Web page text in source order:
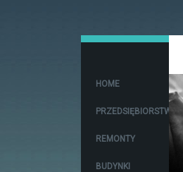
HOME
PRZEDSIĘBIORSTWA
REMONTY
BUDYNKI